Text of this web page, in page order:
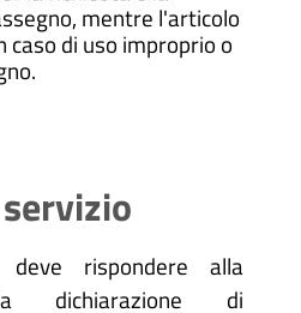
mentre l'articolo
caso di uso improprio o
deve rispondere alla
dichiarazione di